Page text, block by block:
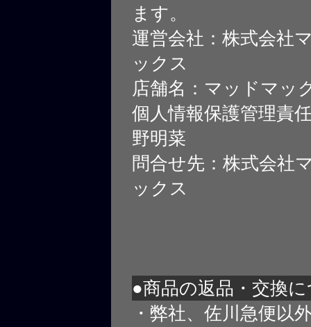
ます。
運営会社：株式会社
ックス
店舗名：マッドマッ
個人情報保護管理責
野明菜
問合せ先：株式会社
ックス
●商品の返品・交換
・弊社、佐川急便以